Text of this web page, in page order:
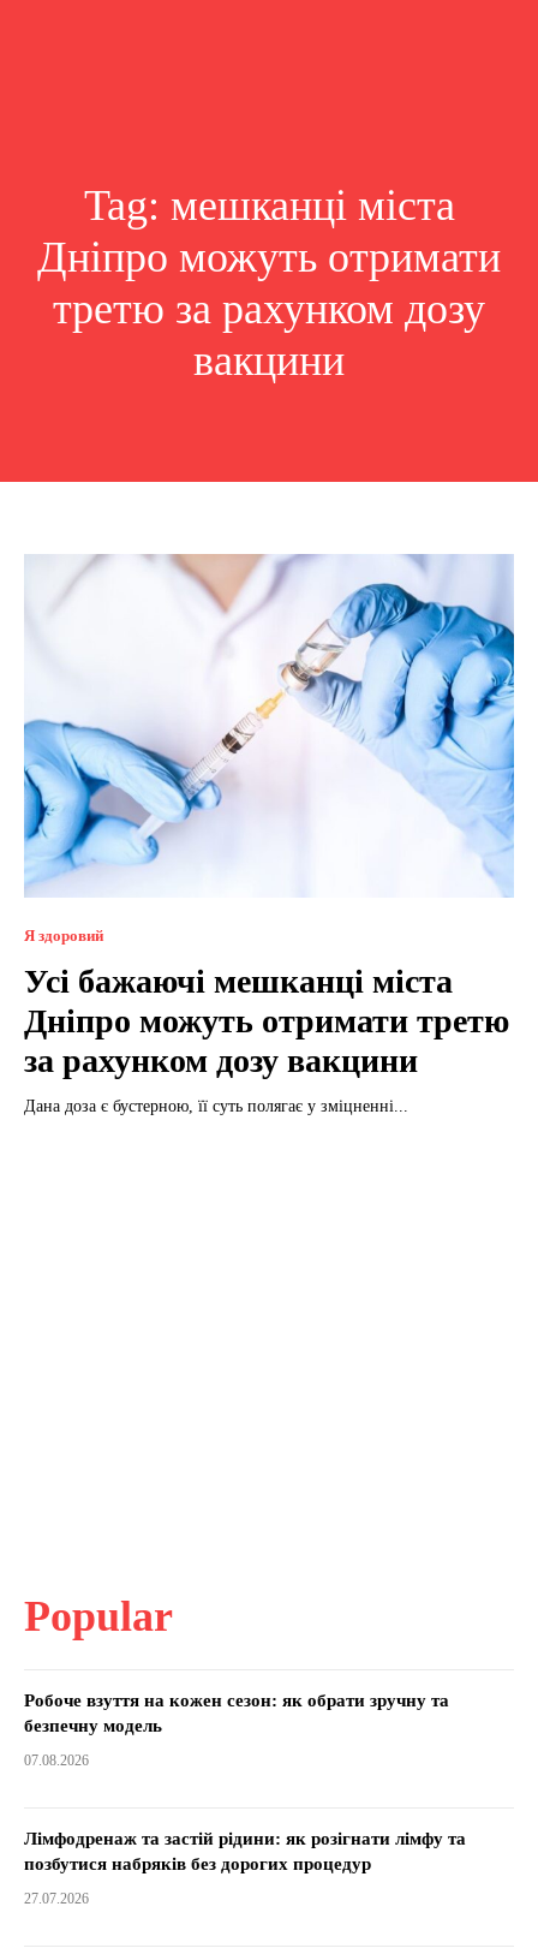
Tag: мешканці міста
Дніпро можуть отримати
третю за рахунком дозу
вакцини
Я здоровий
Усі бажаючі мешканці міста
Дніпро можуть отримати третю
за рахунком дозу вакцини
Дана доза є бустерною, її суть полягає у зміцненні...
Popular
Робоче взуття на кожен сезон: як обрати зручну та
безпечну модель
07.08.2026
Лімфодренаж та застій рідини: як розігнати лімфу та
позбутися набряків без дорогих процедур
27.07.2026